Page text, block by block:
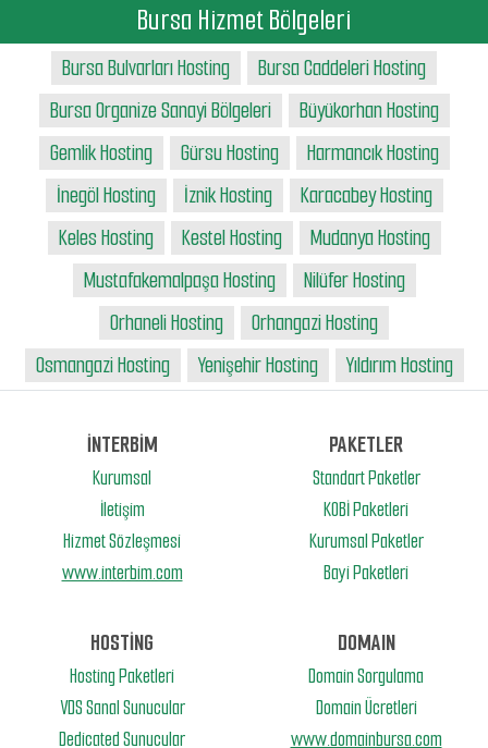
Bursa Hizmet Bölgeleri
Bursa Bulvarları Hosting
Bursa Caddeleri Hosting
Bursa Organize Sanayi Bölgeleri
Büyükorhan Hosting
Gemlik Hosting
Gürsu Hosting
Harmancık Hosting
İnegöl Hosting
İznik Hosting
Karacabey Hosting
Keles Hosting
Kestel Hosting
Mudanya Hosting
Mustafakemalpaşa Hosting
Nilüfer Hosting
Orhaneli Hosting
Orhangazi Hosting
Osmangazi Hosting
Yenişehir Hosting Yıldırım Hosting
İNTERBİM
Kurumsal
İletişim
Hizmet Sözleşmesi
www.interbim.com
PAKETLER
Standart Paketler
KOBİ Paketleri
Kurumsal Paketler
Bayi Paketleri
HOSTİNG
Hosting Paketleri
VDS Sanal Sunucular
Dedicated Sunucular
DOMAIN
Domain Sorgulama
Domain Ücretleri
www.domainbursa.com